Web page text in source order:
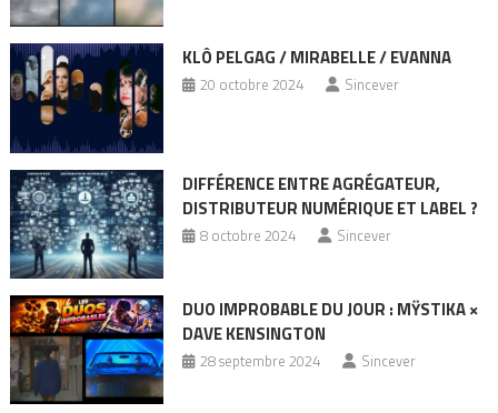
KLÔ PELGAG / MIRABELLE / EVANNA
20 octobre 2024 Sincever
DIFFÉRENCE ENTRE AGRÉGATEUR,
DISTRIBUTEUR NUMÉRIQUE ET LABEL ?
8 octobre 2024 Sincever
DUO IMPROBABLE DU JOUR : MŸSTIKA ×
DAVE KENSINGTON
28 septembre 2024 Sincever